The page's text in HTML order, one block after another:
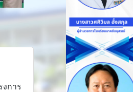
การ